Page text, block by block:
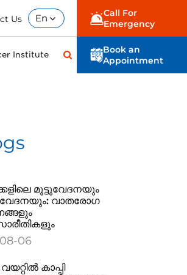
Us En
Call For
Emergency
Institute
Book an
Appointment
മുട്ടുവേദനയും
വാതരോഗ
06
കാപ്പി